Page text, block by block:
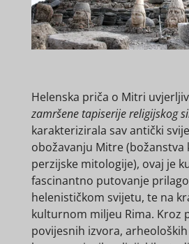
Helenska priča o Mitri
zamršene tapiserije religijskog
karakterizirala sav antički
obožavanju Mitre (božanstva
perzijske mitologije), ovaj je
fascinantno putovanje
helenističkom svijetu, te na
kulturnom miljeu Rima. Kroz
povijesnih izvora,